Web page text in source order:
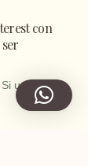
con
usas